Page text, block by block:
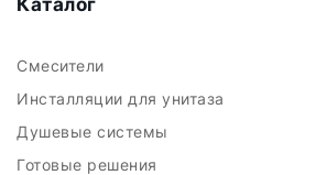
Каталог
Смесители
Инсталляции для унитаза
Душевые системы
Готовые решения